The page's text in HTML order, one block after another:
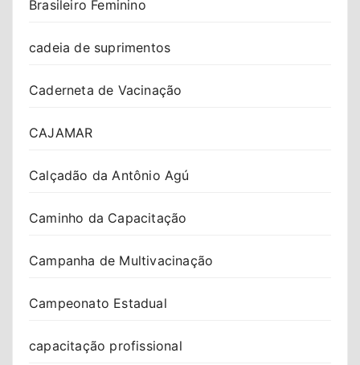
Brasileiro Feminino
cadeia de suprimentos
Caderneta de Vacinação
CAJAMAR
Calçadão da Antônio Agú
Caminho da Capacitação
Campanha de Multivacinação
Campeonato Estadual
capacitação profissional